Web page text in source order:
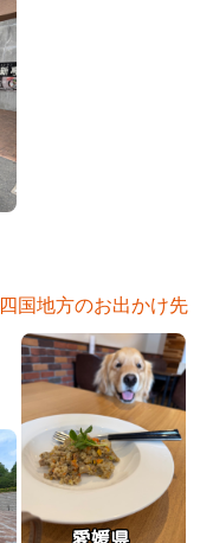
四国地方のお出かけ先